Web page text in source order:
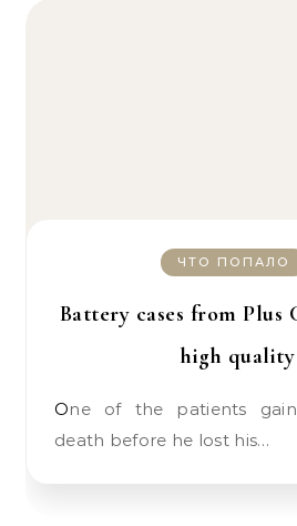
ЧТО ПОПАЛО
Battery cases from Plus
high quality
One of the patients gained weight at
death before he lost his…